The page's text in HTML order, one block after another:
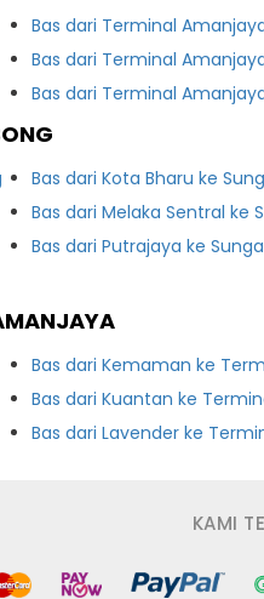
Bas dari Terminal
Bas dari Terminal
Bas dari Terminal
Bas dari Kota Bharu ke
Bas dari Melaka Sentral ke
Bas dari Putrajaya ke
Bas dari Kemaman ke
Bas dari Kuantan ke
Bas dari Lavender ke
KAMI